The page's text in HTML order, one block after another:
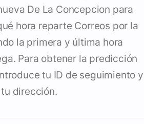
De La Concepcion para
hora reparte Correos por la
la primera y última hora
Para obtener la predicción
tu ID de seguimiento y
tu dirección.